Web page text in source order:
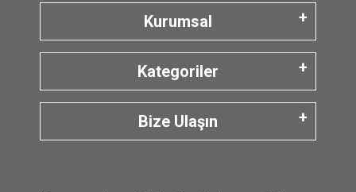
Kurumsal
Kategoriler
Bize Ulaşın